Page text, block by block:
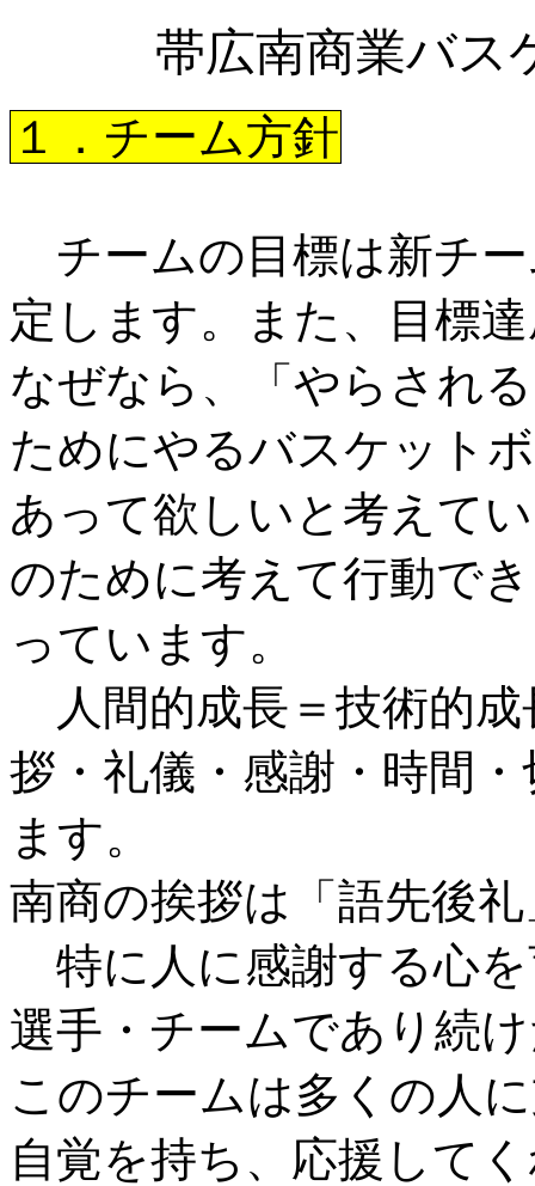
帯広南商業バ
１．チーム方針
チームの目標は新チ
定します。また、目標
なぜなら、「やらされ
ためにやるバスケット
あって欲しいと考えて
のために考えて行動で
っています。
人間的成長＝技術的
拶・礼儀・感謝・時間
ます。
南商の挨拶は「語先後
特に人に感謝する心
選手・チームであり続
このチームは多くの人
自覚を持ち、応援して